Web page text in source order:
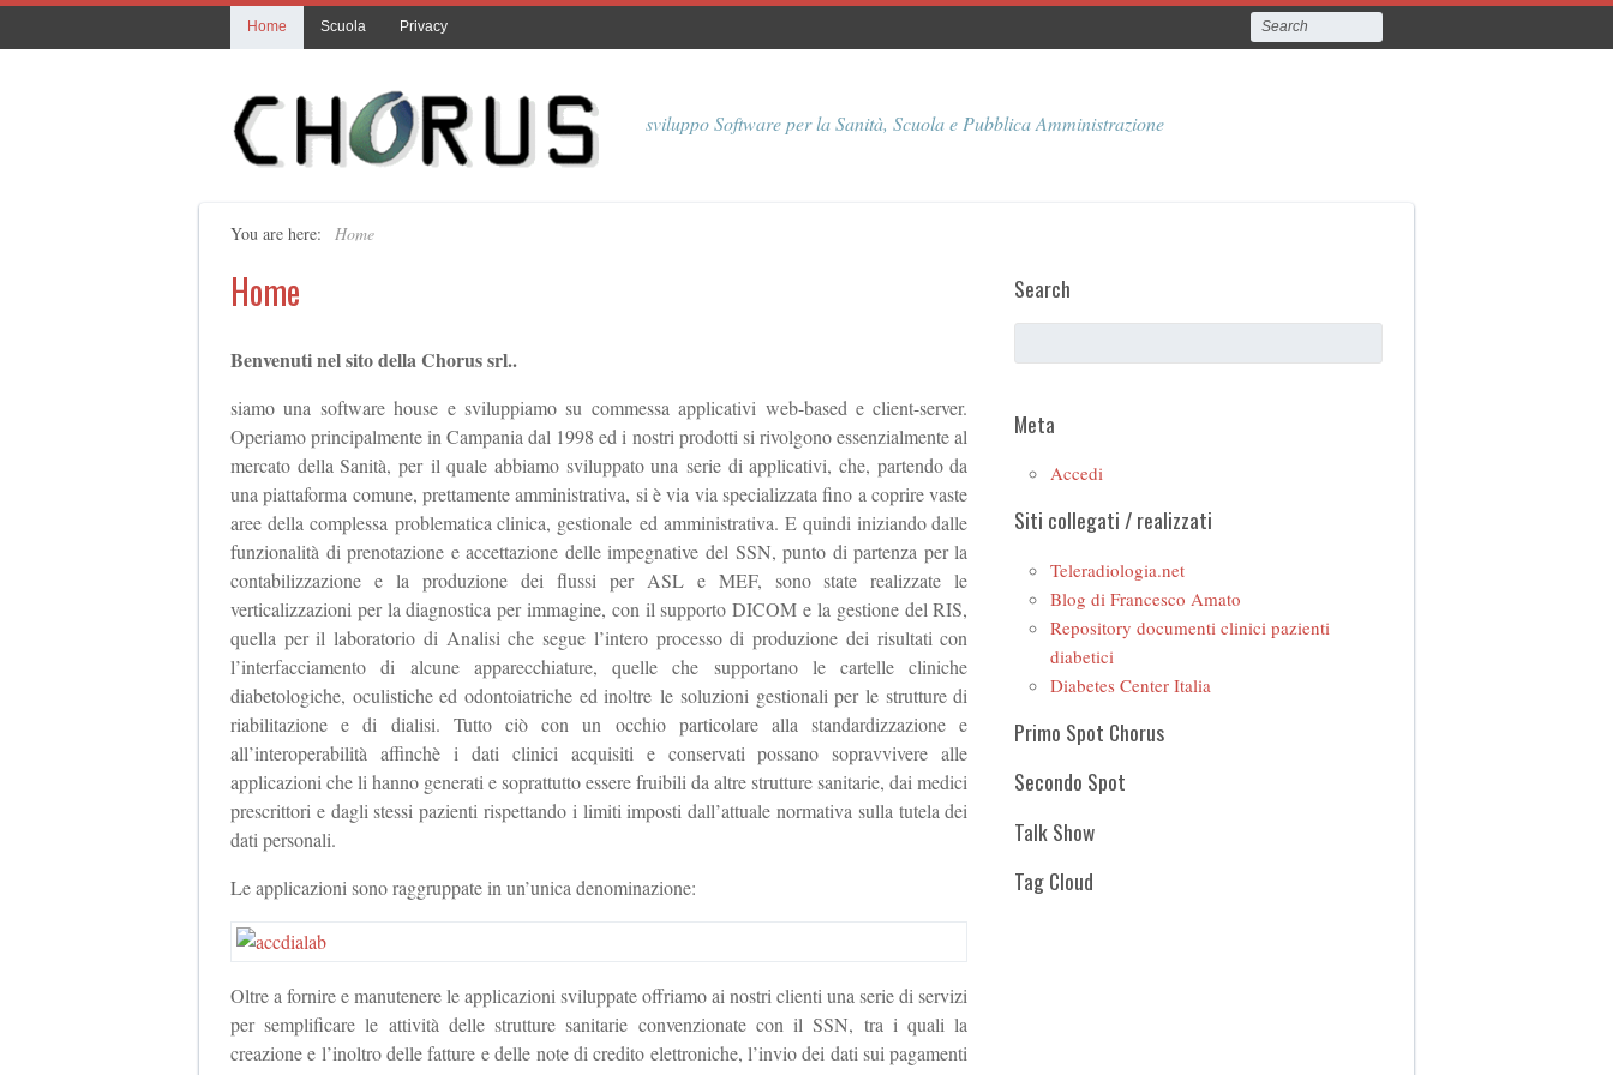
Home Scuola Privacy
sviluppo Software per la Sanità, Scuola e Pubblica Amministrazione
You are here: Home
Home
Benvenuti nel sito della Chorus srl..
siamo una software house e sviluppiamo su commessa applicativi web-based e client-server.
Operiamo principalmente in Campania dal 1998 ed i nostri prodotti si rivolgono essenzialmente al
mercato della Sanità, per il quale abbiamo sviluppato una serie di applicativi, che, partendo da
una piattaforma comune, prettamente amministrativa, si è via via specializzata fino a coprire vaste
aree della complessa problematica clinica, gestionale ed amministrativa. E quindi iniziando dalle
funzionalità di prenotazione e accettazione delle impegnative del SSN, punto di partenza per la
contabilizzazione e la produzione dei flussi per ASL e MEF, sono state realizzate le
verticalizzazioni per la diagnostica per immagine, con il supporto DICOM e la gestione del RIS,
quella per il laboratorio di Analisi che segue l’intero processo di produzione dei risultati con
l’interfacciamento di alcune apparecchiature, quelle che supportano le cartelle cliniche
diabetologiche, oculistiche ed odontoiatriche ed inoltre le soluzioni gestionali per le strutture di
riabilitazione e di dialisi. Tutto ciò con un occhio particolare alla standardizzazione e
all’interoperabilità affinchè i dati clinici acquisiti e conservati possano sopravvivere alle
applicazioni che li hanno generati e soprattutto essere fruibili da altre strutture sanitarie, dai medici
prescrittori e dagli stessi pazienti rispettando i limiti imposti dall’attuale normativa sulla tutela dei
dati personali.
Le applicazioni sono raggruppate in un’unica denominazione:
Oltre a fornire e manutenere le applicazioni sviluppate offriamo ai nostri clienti una serie di servizi
per semplificare le attività delle strutture sanitarie convenzionate con il SSN, tra i quali la
creazione e l’inoltro delle fatture e delle note di credito elettroniche, l’invio dei dati sui pagamenti
Search
Meta
Accedi
Siti collegati / realizzati
Teleradiologia.net
Blog di Francesco Amato
Repository documenti clinici pazienti
diabetici
Diabetes Center Italia
Primo Spot Chorus
Secondo Spot
Talk Show
Tag Cloud